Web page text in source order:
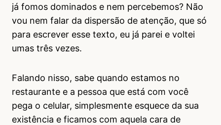
já fomos dominados e nem percebemos? Não
vou nem falar da dispersão de atenção, que só
para escrever esse texto, eu já parei e voltei
umas três vezes.
Falando nisso, sabe quando estamos no
restaurante e a pessoa que está com você
pega o celular, simplesmente esquece da sua
existência e ficamos com aquela cara de